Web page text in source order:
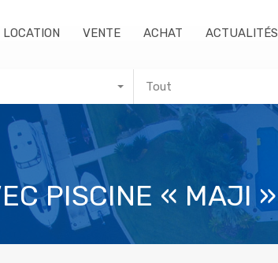
LOCATION VENTE ACHAT ACTUALITÉS
Tout
PISCINE « MAJI »